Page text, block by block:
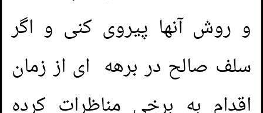
و روش آنها پیروی کنی و اگر
سلف صالح در برهه ای از زمان